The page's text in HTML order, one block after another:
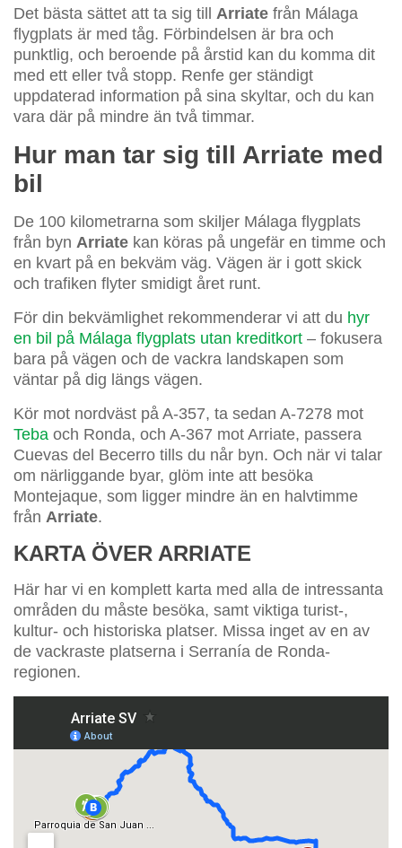
Det bästa sättet att ta sig till Arriate från Málaga
flygplats är med tåg. Förbindelsen är bra och
punktlig, och beroende på årstid kan du komma dit
med ett eller två stopp. Renfe ger ständigt
uppdaterad information på sina skyltar, och du kan
vara där på mindre än två timmar.
Hur man tar sig till Arriate med
bil
De 100 kilometrarna som skiljer Málaga flygplats
från byn Arriate kan köras på ungefär en timme och
en kvart på en bekväm väg. Vägen är i gott skick
och trafiken flyter smidigt året runt.
För din bekvämlighet rekommenderar vi att du hyr
en bil på Málaga flygplats utan kreditkort – fokusera
bara på vägen och de vackra landskapen som
väntar på dig längs vägen.
Kör mot nordväst på A-357, ta sedan A-7278 mot
Teba och Ronda, och A-367 mot Arriate, passera
Cuevas del Becerro tills du når byn. Och när vi talar
om närliggande byar, glöm inte att besöka
Montejaque, som ligger mindre än en halvtimme
från Arriate.
KARTA ÖVER ARRIATE
Här har vi en komplett karta med alla de intressanta
områden du måste besöka, samt viktiga turist-,
kultur- och historiska platser. Missa inget av en av
de vackraste platserna i Serranía de Ronda-
regionen.